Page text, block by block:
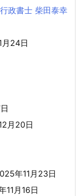
政書士 柴田泰幸
24日
月20日
年11月23日
11月16日